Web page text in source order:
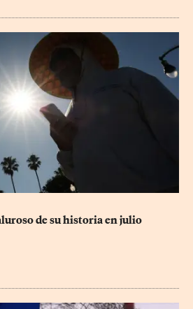
de su historia en julio